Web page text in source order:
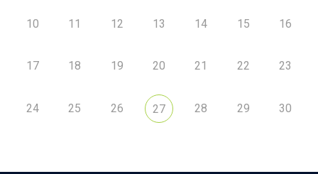
10 11 12 13 14 15 16
17 18 19 20 21 22 23
24 25 26 27 28 29 30